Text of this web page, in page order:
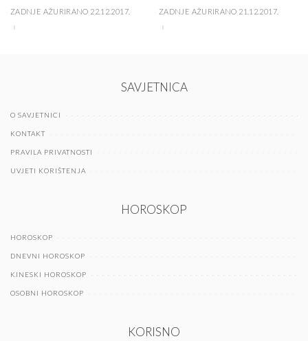
ZADNJE AŽURIRANO 22.12.2017. ZADNJE AŽURIRANO 21.12.2017.
SAVJETNICA
O SAVJETNICI
KONTAKT
PRAVILA PRIVATNOSTI
UVJETI KORIŠTENJA
HOROSKOP
HOROSKOP
DNEVNI HOROSKOP
KINESKI HOROSKOP
OSOBNI HOROSKOP
KORISNO